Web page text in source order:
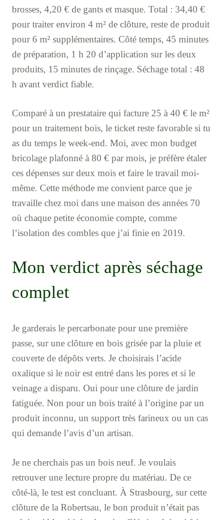
brosses, 4,20 € de gants et masque. Total : 34,40 €
pour traiter environ 4 m² de clôture, reste de produit
pour 6 m² supplémentaires. Côté temps, 45 minutes
de préparation, 1 h 20 d’application sur les deux
produits, 15 minutes de rinçage. Séchage total : 48
h avant verdict fiable.
Comparé à un prestataire qui facture 25 à 40 € le m²
pour un traitement bois, le ticket reste favorable si tu
as du temps le week-end. Moi, avec mon budget
bricolage plafonné à 80 € par mois, je préfère étaler
ces dépenses sur deux mois et faire le travail moi-
même. Cette méthode me convient parce que je
travaille chez moi dans une maison des années 70
où chaque petite économie compte, comme
l’isolation des combles que j’ai finie en 2019.
Mon verdict après séchage
complet
Je garderais le percarbonate pour une première
passe, sur une clôture en bois grisée par la pluie et
couverte de dépôts verts. Je choisirais l’acide
oxalique si le noir est entré dans les pores et si le
veinage a disparu. Oui pour une clôture de jardin
fatiguée. Non pour un bois traité à l’origine par un
produit inconnu, un support très farineux ou un cas
qui demande l’avis d’un artisan.
Je ne cherchais pas un bois neuf. Je voulais
retrouver une lecture propre du matériau. De ce
côté-là, le test est concluant. À Strasbourg, sur cette
clôture de la Robertsau, le bon produit n’était pas